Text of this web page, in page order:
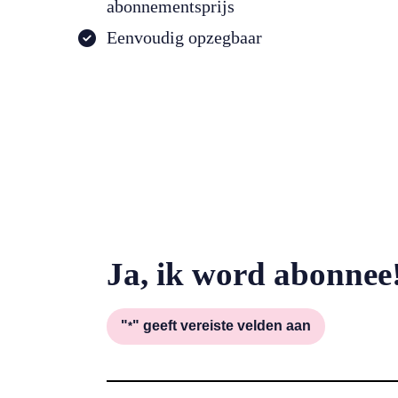
abonnementsprijs
Eenvoudig opzegbaar
Ja, ik word
"*" geeft vereiste velden aan